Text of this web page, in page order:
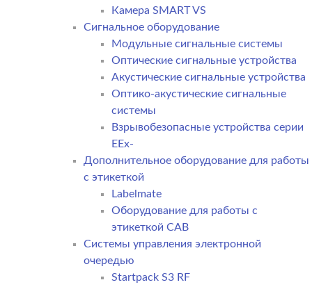
Камера SMART VS
Cигнальное оборудование
Модульные сигнальные системы
Оптические сигнальные устройства
Акустические сигнальные устройства
Оптико-акустические сигнальные
системы
Взрывобезопасные устройства серии
EEx-
Дополнительное оборудование для работы
с этикеткой
Labelmate
Оборудование для работы с
этикеткой CAB
Системы управления электронной
очередью
Startpack S3 RF